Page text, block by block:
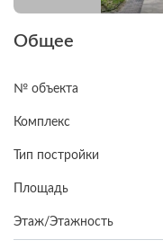
Общее
№ объекта
Комплекс
Тип постройки
Площадь
Этаж/Этажность